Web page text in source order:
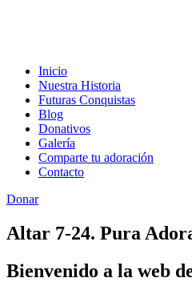
Inicio
Nuestra Historia
Futuras Conquistas
Blog
Donativos
Galería
Comparte tu adoración
Contacto
Donar
Altar 7-24. Pura
Bienvenido a la web